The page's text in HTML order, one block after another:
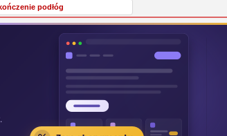
podłóg